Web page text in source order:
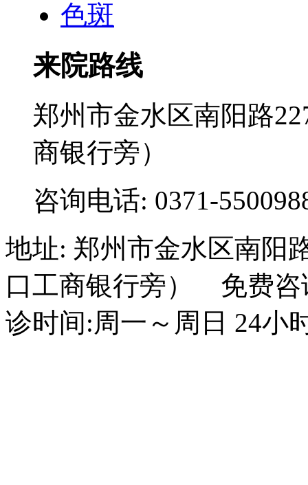
色斑
来院路线
郑州市金水区南阳路
商银行旁）
咨询电话: 0371-
地址: 郑州市金水区南阳
口工商银行旁） 免费咨
诊时间:周一～周日 24小